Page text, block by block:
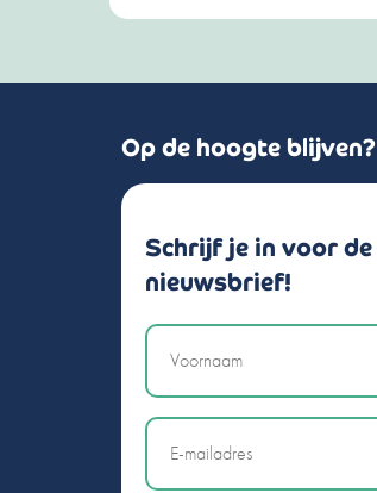
Op de hoogte blijven?
Schrijf je in voor de
nieuwsbrief!
Naam
Email